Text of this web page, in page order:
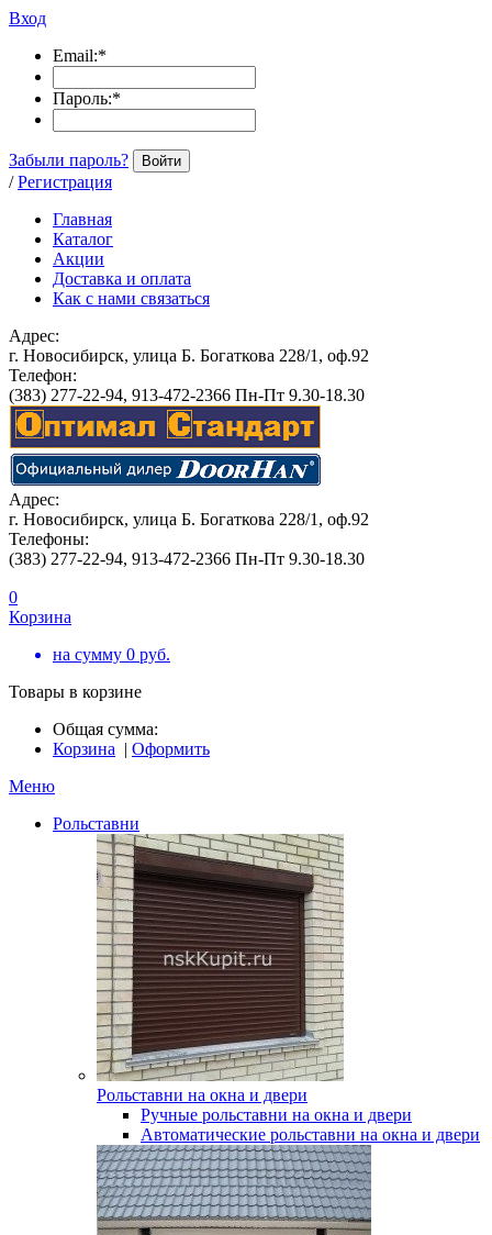
Вход
Email:*
Пароль:*
Забыли пароль? Войти
/ Регистрация
Главная
Каталог
Акции
Доставка и оплата
Как с нами связаться
Адрес:
г. Новосибирск, улица Б. Богаткова 228/1, оф.92
Телефон:
(383) 277-22-94, 913-472-2366 Пн-Пт 9.30-18.30
Адрес:
г. Новосибирск, улица Б. Богаткова 228/1, оф.92
Телефоны:
(383) 277-22-94, 913-472-2366 Пн-Пт 9.30-18.30
0
Корзина
на сумму 0 руб.
Товары в корзине
Общая сумма:
Корзина | Оформить
Меню
Рольставни
Рольставни на окна и двери
Ручные рольставни на окна и двери
Автоматические рольставни на окна и двери